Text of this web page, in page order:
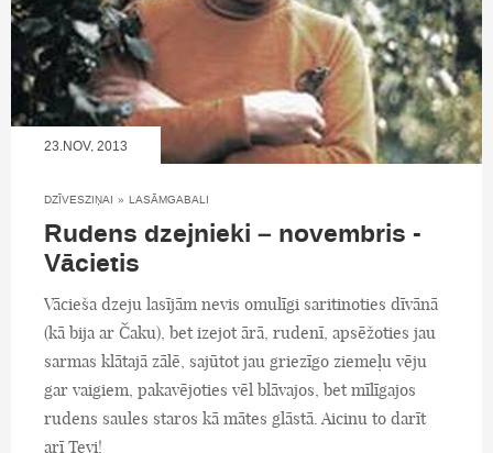
23.NOV, 2013
DZĪVESZIŅAI » LASĀMGABALI
Rudens dzejnieki – novembris -
Vācietis
Vācieša dzeju lasījām nevis omulīgi saritinoties dīvānā
(kā bija ar Čaku), bet izejot ārā, rudenī, apsēžoties jau
sarmas klātajā zālē, sajūtot jau griezīgo ziemeļu vēju
gar vaigiem, pakavējoties vēl blāvajos, bet mīlīgajos
rudens saules staros kā mātes glāstā. Aicinu to darīt
arī Tevi!